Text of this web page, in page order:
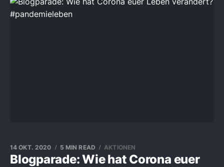
Blogparade: Wie hat Corona euer
14 OKT. 2020 5 MIN READ AKTIONEN